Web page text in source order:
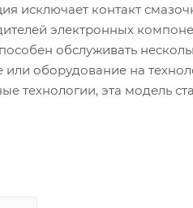
исключает контакт
электронных
обслуживать
оборудование на
технологии, эта модель